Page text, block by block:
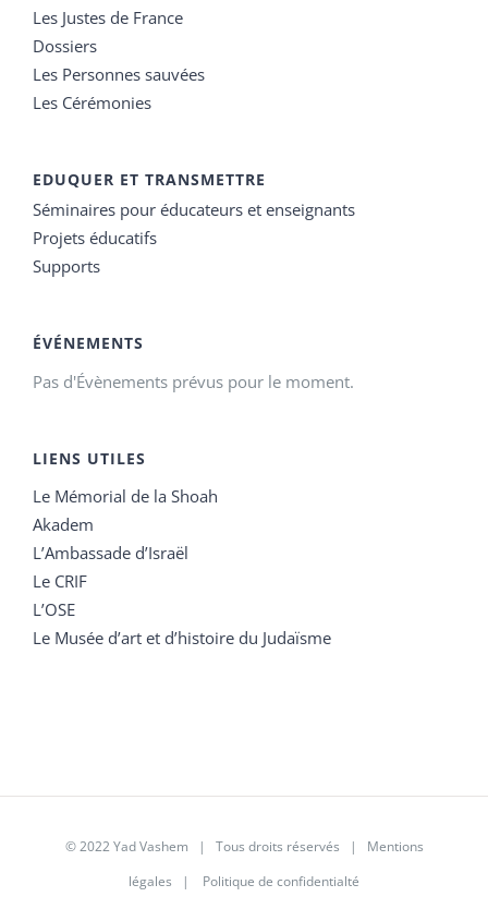
Les Justes de France
Dossiers
Les Personnes sauvées
Les Cérémonies
EDUQUER ET TRANSMETTRE
Séminaires pour éducateurs et enseignants
Projets éducatifs
Supports
ÉVÉNEMENTS
Pas d'Évènements prévus pour le moment.
LIENS UTILES
Le Mémorial de la Shoah
Akadem
L’Ambassade d’Israël
Le CRIF
L’OSE
Le Musée d’art et d’histoire du Judaïsme
© 2022 Yad Vashem | Tous droits réservés | Mentions
légales | Politique de confidentialté